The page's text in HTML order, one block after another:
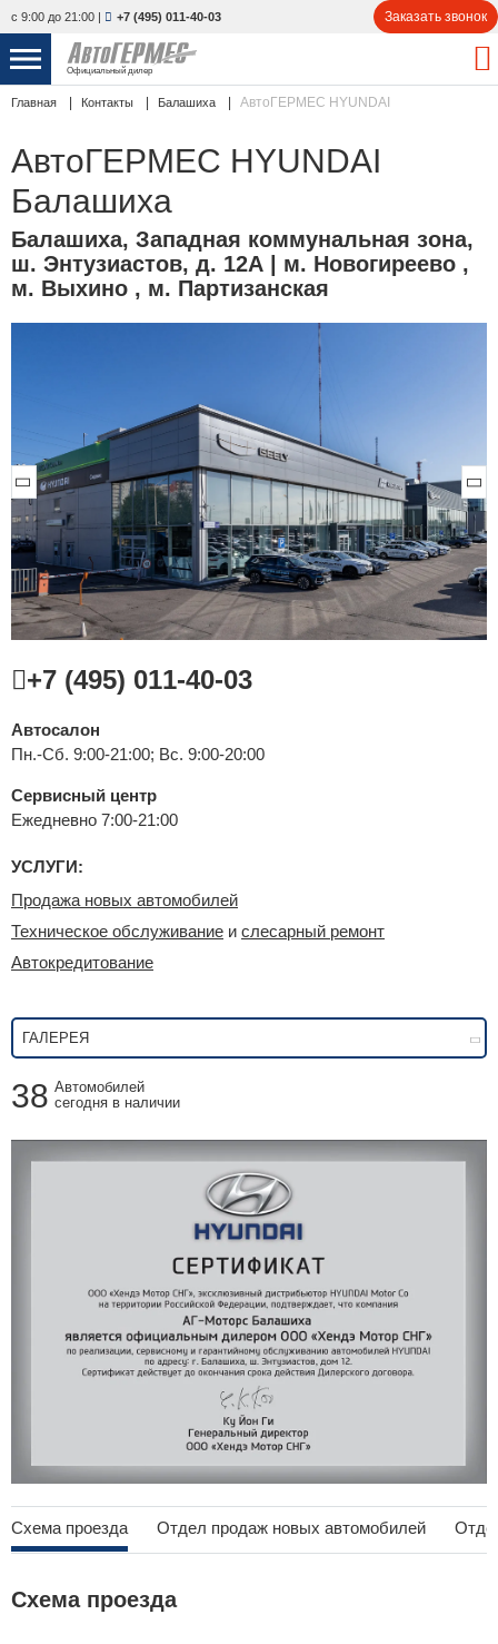
с 9:00 до 21:00 | +7 (495) 011-40-03 Заказать звонок
Официальный дилер
НОВЫЕ АВТОМОБИЛИ 4770 авто
С ПРОБЕГОМ 856 авто
СЕРВИС
УСЛУГИ
АКЦИИ
КОНТАКТЫ
Избранное
Сравнение
Личный кабинет
Главная Контакты Балашиха АвтоГЕРМЕС HYUNDAI
АвтоГЕРМЕС HYUNDAI
Балашиха
Балашиха, Западная коммунальная зона,
ш. Энтузиастов, д. 12А | м. Новогиреево ,
м. Выхино , м. Партизанская
+7 (495) 011-40-03
Автосалон
Пн.-Сб. 9:00-21:00; Вс. 9:00-20:00
Сервисный центр
Ежедневно 7:00-21:00
УСЛУГИ:
Продажа новых автомобилей
Техническое обслуживание и слесарный ремонт
Автокредитование
ГАЛЕРЕЯ
38 Автомобилей
сегодня в наличии
Схема проезда Отдел продаж новых автомобилей
Схема проезда